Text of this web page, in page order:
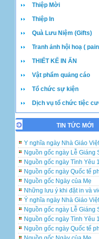
Thiệp Mời
Thiệp In
Quà Lưu Niệm (Gifts)
Tranh ảnh hội hoạ (
THIẾT KẾ IN ẤN
Vật phẩm quảng cáo
Tổ chức sự kiện
Dịch vụ tổ chức tiệc
TIN TỨC MỚI
Những lưu ý khi đặt in và
Ý nghĩa ngày Nhà Giáo
Nguồn gốc ngày Lễ Giáng
Nguồn gốc ngày Tình Yêu
Nguồn gốc ngày Quốc tế
Nguồn gốc Ngày của Mẹ
Những lưu ý khi đặt in và
Ý nghĩa ngày Nhà Giáo
Nguồn gốc ngày Lễ Giáng
Nguồn gốc ngày Tình Yêu
Nguồn gốc ngày Quốc tế
Nguồn gốc Ngày của Mẹ